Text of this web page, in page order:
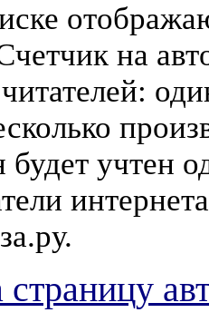
на
будет учтен